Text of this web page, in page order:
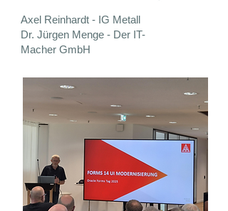
Axel Reinhardt - IG Metall
Dr. Jürgen Menge - Der IT-
Macher GmbH